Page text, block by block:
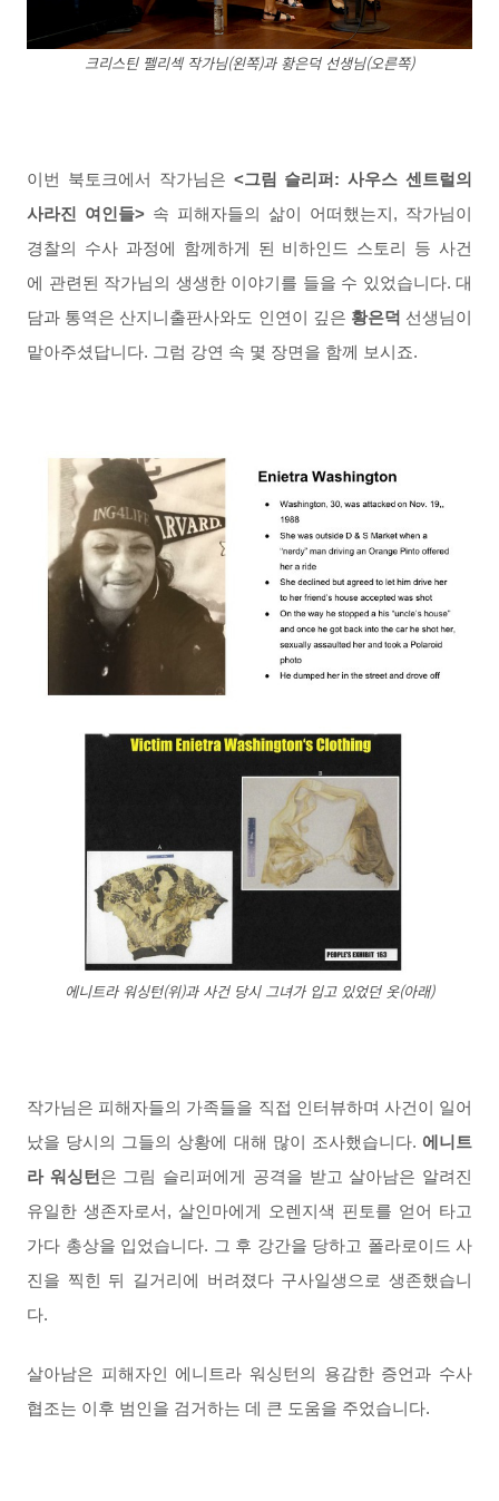
크리스틴 펠리섹 작가님(왼쪽)과 황은덕 선생님(오른쪽)
이번 북토크에서 작가님은 <그림 슬리퍼: 사우스 센트럴의
사라진 여인들> 속 피해자들의 삶이 어떠했는지, 작가님이
경찰의 수사 과정에 함께하게 된 비하인드 스토리 등 사건
에 관련된 작가님의 생생한 이야기를 들을 수 있었습니다. 대
담과 통역은 산지니출판사와도 인연이 깊은 황은덕 선생님이
맡아주셨답니다. 그럼 강연 속 몇 장면을 함께 보시죠.
에니트라 워싱턴(위)과 사건 당시 그녀가 입고 있었던 옷(아래)
작가님은 피해자들의 가족들을 직접 인터뷰하며 사건이 일어
났을 당시의 그들의 상황에 대해 많이 조사했습니다. 에 니트
라 워싱턴 은 그림 슬리퍼에게 공격을 받고 살아남은 알려진
유일한 생존자로서, 살인마에게 오렌지색 핀토를 얻어 타고
가다 총상을 입었습니다. 그 후 강간을 당하고 폴라로이드 사
진을 찍힌 뒤 길거리에 버려졌다 구사일생으로 생존했습니
다.
살아남은 피해자인 에니트라 워싱턴의 용감한 증언과 수사
협조는 이후 범인을 검거하는 데 큰 도움을 주었습니다.